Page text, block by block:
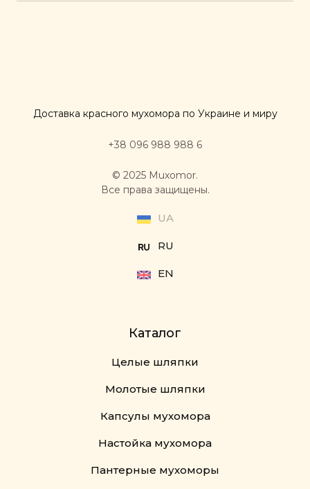
Доставка красного мухомора по Украине и миру
+38 096 988 988 6
© 2025 Muxomor.
Все права защищены.
UA
RU
EN
Каталог
Целые шляпки
Молотые шляпки
Капсулы мухомора
Настойка мухомора
Пантерные мухоморы